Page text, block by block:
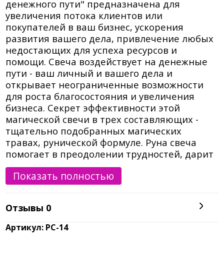
денежного пути" предназначена для
увеличения потока клиентов или
покупателей в ваш бизнес, ускорения
развития вашего дела, привлечение любых
недостающих для успеха ресурсов и
помощи. Свеча воздействует на денежные
пути - ваш личный и вашего дела и
открывает неограниченные возможности
для роста благосостояния и увеличения
бизнеса. Секрет эффективности этой
магической свечи в трех составляющих -
тщательно подобранных магических
травах, рунической формуле. Руна свеча
помогает в преодолении трудностей, дарит
силы, подталкивает к свершениям и
исполнению честолюбивых планов.
Выводит на путь богатства и изобилия -
помощью такой свечи вы получите
внутренний толчок для действия и обретете
четкое понимание, что нужно предпринять,
Показать полностью
Отзывы 0
Артикул: РС-14